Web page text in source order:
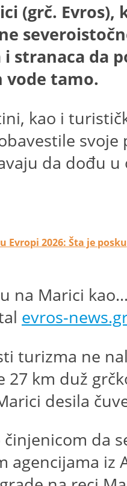
(grč.
stranaca da
vode tamo.
kao i
da dođu
Evropi 2026: Šta je
na Marici
evros-
turizma ne
km duž
desila
da
agencijama iz